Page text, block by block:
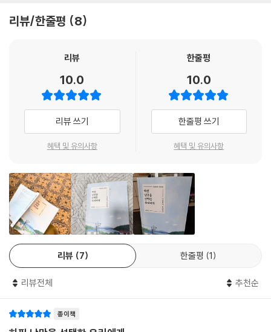
--- p.229 「과거가 지금에게」 중에서
이로워지는 존재가 있다. 그런 존재가 이 지역에 남아 있는 한 못 할 것도
없다. 우리가, 우리의 이야기가, 우리가 사랑하는 이곳이 죽지 않고 살아남
--- p.250 「낭만은 소생되었나」 중에서
지방 소멸의 그림자는 저출산, 고령화, 수도권 과밀화로부터 드리워졌다.
럽고 귀한 존재가 되었다. 소멸을 늦추는 열쇠가 청년에게 있음은 자명한
부족하다는 점 역시 부정할 수 없는 현실이다. 경각심을 일깨우는 캠페인
과 관련 정책은 쏟아지지만, 근본적 해결은 여전히 요원해 보인다.
사실 해결책이야 우리가 이러쿵저러쿵 훈수할 수 있는 일은 아니다. 그건
앞날을 볼 줄 아는, 통찰력을 가진 사람들의 몫일 테다. 그러나 이쯤에서 우
‘거창한 정책과 예산 없이도 개인이 할 수 있는 일은 없을까?’
‘소멸을 막는 열쇠인 청년이 주체가 되어 만들 수 있는 변화는 없을까?’
지방에서 청년을 살리는 일, 지역의 청년이 주체가 되어 할 수 있는 일. 그
에 대한 고민과 답을 찾는 과정이 바로 이 책 속에 있다.
곁의 낭만을 찾는 청년들의 모임, 청년낭만살롱
어떻게, 무엇을 할 수 있을 것인가?
이 책을 쓴 류주연 작가는 고성의 한적한 동네에서 태어나, 부산에서 20대
리뷰/한줄평 8
리뷰
10.0
리뷰 쓰기
혜택 및 유의사항
한줄평
10.0
한줄평 쓰기
혜택 및 유의사항
리뷰 7 한줄평 1
리뷰전체 추천순
종이책